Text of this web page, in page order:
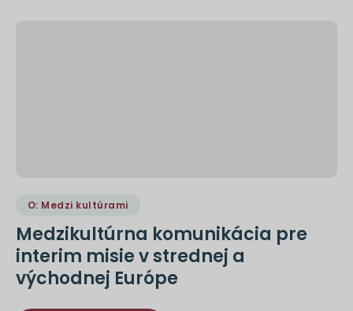
O: Medzi kultúrami
Medzikultúrna komunikácia pre
interim misie v strednej a
východnej Európe